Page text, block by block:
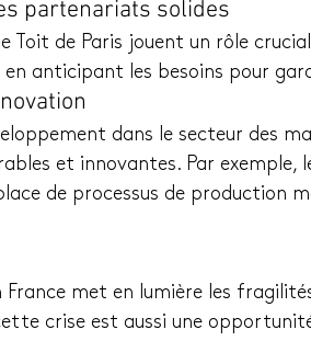
partenariats solides
Toit de Paris jouent un rôle
anticipant les besoins pour
dans le secteur des
et innovantes. Par exemple,
de processus de production
France met en lumière les
crise est aussi une